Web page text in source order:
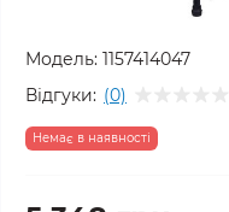
Модель: 1157414047
Відгуки: (0)
Немає в наявності